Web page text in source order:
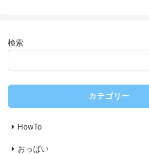
検索
カテゴリー
HowTo
おっぱい